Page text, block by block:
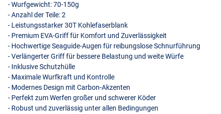
- Wurfgewicht: 70-150g
- Anzahl der Teile: 2
- Leistungsstarker 30T Kohlefaserblank
- Premium EVA-Griff für Komfort und Zuverlässigkeit
- Hochwertige Seaguide-Augen für reibungslose Schnurführung
- Verlängerter Griff für bessere Belastung und weite Würfe
- Inklusive Schutzhülle
- Maximale Wurfkraft und Kontrolle
- Modernes Design mit Carbon-Akzenten
- Perfekt zum Werfen großer und schwerer Köder
- Robust und zuverlässig unter allen Bedingungen